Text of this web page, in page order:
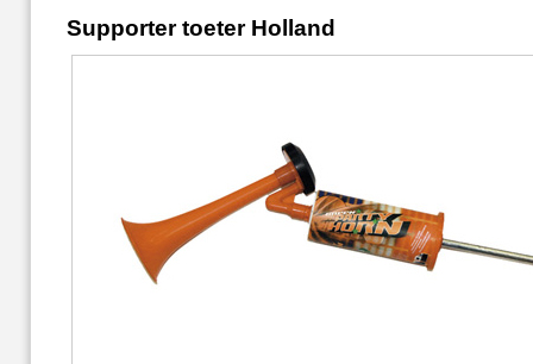
Supporter toeter Holland